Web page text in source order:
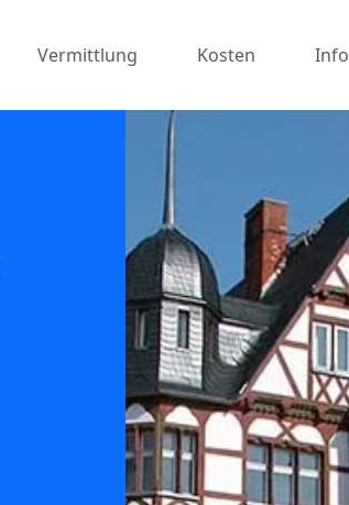
Vermittlung Kosten Info